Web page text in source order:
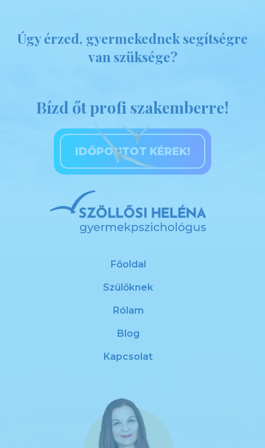
Úgy érzed, gyermekednek segítségre
van szüksége?
Bízd őt profi szakemberre!
IDŐPONTOT KÉREK!
Főoldal
Szülőknek
Rólam
Blog
Kapcsolat